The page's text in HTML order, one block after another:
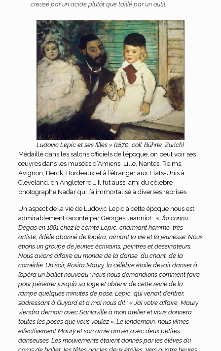
creusé par un acide plutôt que taillé par un outil.
Ludovic Lepic et ses filles » (1870, coll. Bührle, Zurich)
Médaillé dans les salons officiels de l’époque, on peut voir ses
œuvres dans les musées d’Amiens, Lille, Nantes, Reims,
Avignon, Berck, Bordeaux et à l’étranger aux Etats-Unis à
Cleveland, en Angleterre … Il fut aussi ami du célèbre
photographe Nadar qui l’a immortalisé à diverses reprises.
Un aspect de la vie de Ludovic Lepic à cette époque nous est
admirablement raconté par Georges Jeanniot : « J’ai connu
Degas en 1881 chez le comte Lepic, charmant homme, très
artiste, fidèle abonné de l’opéra, aimant la vie et la jeunesse. Nous
étions un groupe de jeunes écrivains, peintres et dessinateurs.
Nous avions affaire au monde de la danse, du chant, de la
comédie. Un soir, Rosita Maury, la célèbre étoile devait danser à
l’opéra un ballet nouveau ; nous nous demandions comment faire
pour pénétrer jusqu’à sa loge et obtenir de cette reine de la
rampe quelques minutes de pose. Lepic, qui venait d’entrer,
s’adressant à Guyard et à moi nous dit : « J’ai votre affaire, Maury
viendra demain avec Sanlaville à mon atelier et vous donnera
toutes les poses que vous voulez ». Le lendemain, nous vîmes
effectivement Maury et son amie arriver avec deux petites
danseuses. Les mouvements étaient donnés par les élèves du